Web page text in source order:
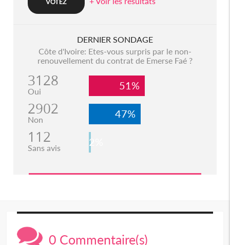
DERNIER SONDAGE
Côte d'Ivoire: Etes-vous surpris par le non-
renouvellement du contrat de Emerse Faé ?
3128
Oui 51%
2902
Non 47%
112
Sans avis 2%
0 Commentaire(s)